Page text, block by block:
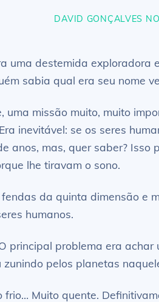
DAVID GONÇALVES
uma destemida
sabia qual era seu nome
uma missão muito, muito
inevitável: se os seres
anos, mas, quer saber?
lhe tiravam o sono.
da quinta dimensão e
humanos.
principal problema era
pelos planetas
Muito quente.